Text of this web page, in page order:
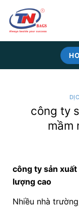
content
công ty
mầm
công ty sản
lượng cao
Nhiều nhà